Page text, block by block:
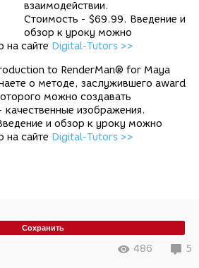
взаимодействии.
Стоимость - $69.99. Введение и
обзор к уроку можно
на сайте Digital-Tutors >>
to RenderMan® for Maya
о методе, заслужившего award
можно создавать
изображения.
и обзор к уроку можно
на сайте Digital-Tutors >>
Сохранить
486 5